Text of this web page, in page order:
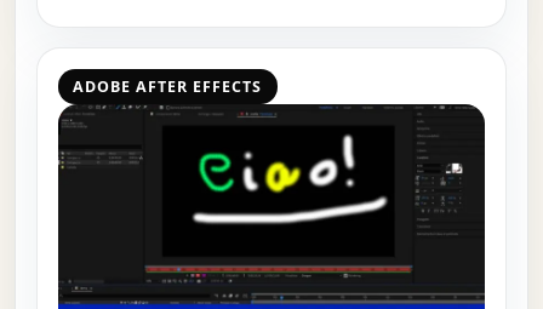
ADOBE AFTER EFFECTS